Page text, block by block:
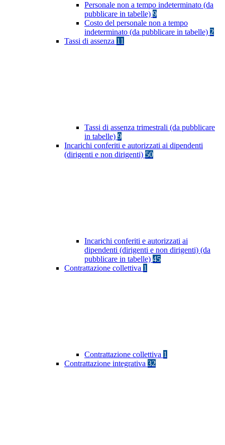
Personale non a tempo indeterminato (da
pubblicare in tabelle) 9
Costo del personale non a tempo
indeterminato (da pubblicare in tabelle) 2
Tassi di assenza 11
Tassi di assenza trimestrali (da pubblicare
in tabelle) 9
Incarichi conferiti e autorizzati ai dipendenti
(dirigenti e non dirigenti) 50
Incarichi conferiti e autorizzati ai
dipendenti (dirigenti e non dirigenti) (da
pubblicare in tabelle) 45
Contrattazione collettiva 1
Contrattazione collettiva 1
Contrattazione integrativa 32